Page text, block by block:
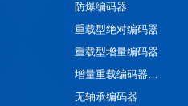
防爆编码器
重载型绝对编码器
重载型增量编码器
增量重载编码器+超速开关
无轴承编码器